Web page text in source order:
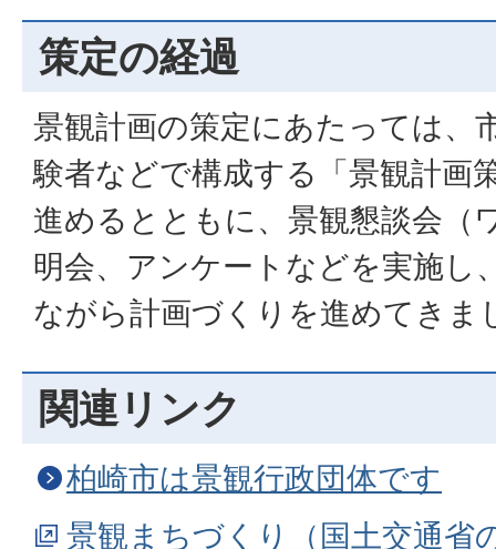
策定の経過
景観計画の策定にあたっては、
験者などで構成する「景観計画
進めるとともに、景観懇談会（
明会、アンケートなどを実施し
ながら計画づくりを進めてきま
関連リンク
柏崎市は景観行政団体です
景観まちづくり（国土交通省